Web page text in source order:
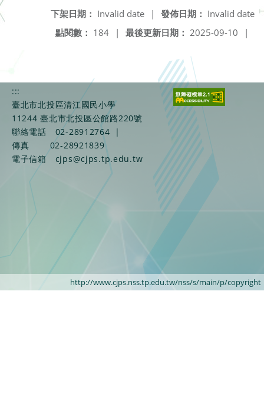
發佈日期： Invalid date
下架日期： Invalid date
|
最後更新日期： 2025-09-10 |
點閱數： 184 |
:::
臺北市北投區清江國民小學
11244 臺北市北投區公館路220號
聯絡電話
02-28912764
|
傳真
02-28921839
電子信箱
cjps@cjps.tp.edu.tw
http://www.cjps.nss.tp.edu.tw/nss/s/main/p/copyright